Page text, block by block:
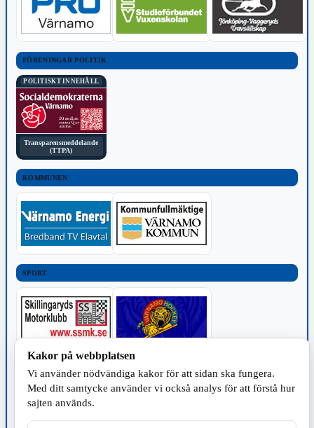
FÖRENINGAR POLITIK
POLITISKT INNEHÅLL
Transparensmeddelande
(TTPA)
KOMMUNEN
SPORT
Kakor på webbplatsen
Vi använder nödvändiga kakor för att sidan ska fungera.
Med ditt samtycke använder vi också analys för att förstå hur
sajten används.